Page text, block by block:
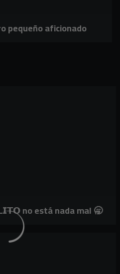
pequeño aficionado
no está nada mal 🥱